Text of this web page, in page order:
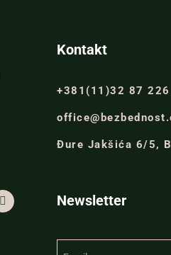
Kontakt
+381(11)32 87
Đure Jakšića 6/5,
Newsletter